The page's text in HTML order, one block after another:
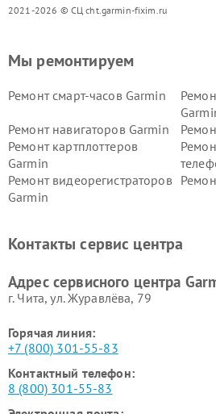
2021-2026 © СЦ cht.garmin-fixim.ru
Мы ремонтируем
Ремонт смарт-часов Garmin
Ремонт навигаторов Garmin
Ремонт картплоттеров
Garmin
Ремонт видеорегистраторов
Garmin
Контакты сервис центра
Адрес сервисного центра
г. Чита, ул. Журавлёва, 79
Горячая линия:
+7 (800) 301-55-83
Контактный телефон:
8 (800) 301-55-83